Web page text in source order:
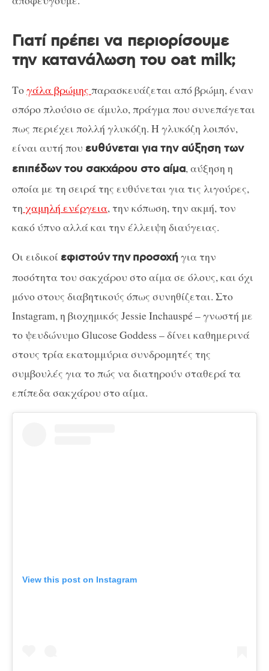
Γιατί πρέπει να περιορίσουμε
την κατανάλωση του oat milk;
Τογάλα βρώμης παρασκευάζεται από βρώμη, έναν
σπόρο πλούσιο σε άμυλο, πράγμα που συνεπάγεται
πως περιέχει πολλή γλυκόζη. Η γλυκόζη λοιπόν,
είναι αυτή που ευθύνεται για την αύξηση των
επιπέδων του σακχάρου στο αίμα, αύξηση η
οποία με τη σειρά της ευθύνεται για τις λιγούρες,
τη χαμηλή ενέργεια, την κόπωση, την ακμή, τον
κακό ύπνο αλλά και την έλλειψη διαύγειας.
Οι ειδικοί εφιστούντην προσοχήγια την
ποσότητα του σακχάρου στο αίμα σε όλους, και όχι
μόνο στους διαβητικούς όπως συνηθίζεται. Στο
Instagram, η βιοχημικός Jessie Inchauspé – γνωστή με
το ψευδώνυμο Glucose Goddess – δίνει καθημερινά
στους τρία εκατομμύρια συνδρομητές της
συμβουλές για το πώς να διατηρούν σταθερά τα
επίπεδα σακχάρου στο αίμα.
View this post on Instagram